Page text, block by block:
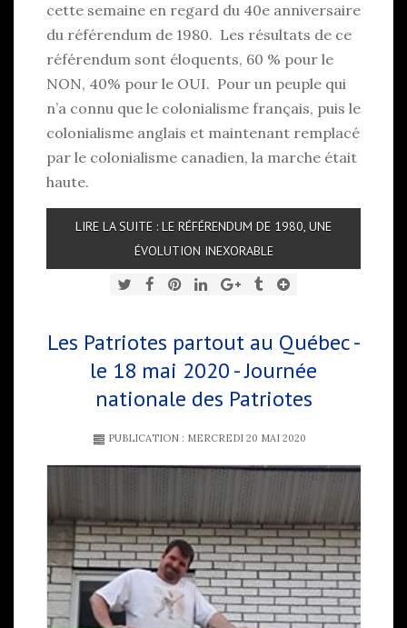
cette semaine en regard du 40e anniversaire
du référendum de 1980. Les résultats de ce
référendum sont éloquents, 60 % pour le
NON, 40% pour le OUI. Pour un peuple qui
n’a connu que le colonialisme français, puis le
colonialisme anglais et maintenant remplacé
par le colonialisme canadien, la marche était
haute.
LIRE LA SUITE : LE RÉFÉRENDUM DE 1980, UNE
ÉVOLUTION INEXORABLE
Les Patriotes partout au Québec -
le 18 mai 2020 - Journée
nationale des Patriotes
PUBLICATION : MERCREDI 20 MAI 2020